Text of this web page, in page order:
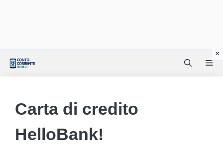
Carta di credito
HelloBank!